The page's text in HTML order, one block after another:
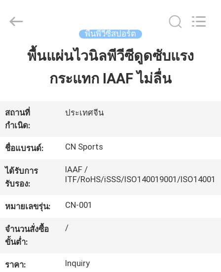
เกี่ยว
กับ
เรา
ทัวร์
โรงงาน
Materials
พื้นพีวีซีสปอร์ต
พื้นแผ่นไวนิลพีวีซีดูดซับแรง
กระแทก IAAF ไม่ลื่น
สถานที่
กำเนิด:
ประเทศจีน
ชื่อแบรนด์: CN Sports
ได้รับการ
รับรอง:
IAAF /
ITF/RoHS/iSSS/ISO140019001/ISO14001
หมายเลขรุ่น: CN-001
จำนวนสั่งซื้อ
ขั้นต่ำ:
/
ราคา: Inquiry